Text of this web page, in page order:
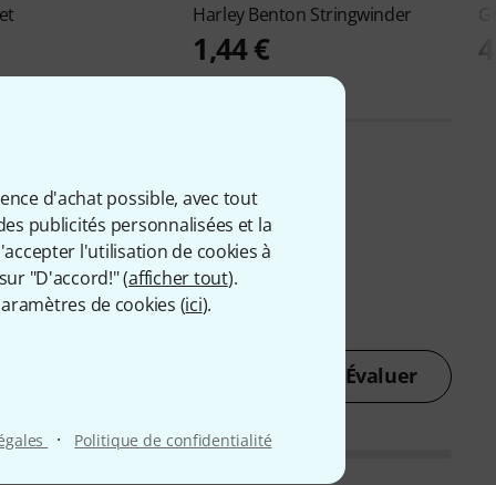
d'achat possible, avec tout
publicités personnalisées et la
l'utilisation de cookies à
"D'accord!" (afficher tout).
de cookies (ici).
· Politique de confidentialité
Harley Benton Stringwinder
1,44 €
Évaluer